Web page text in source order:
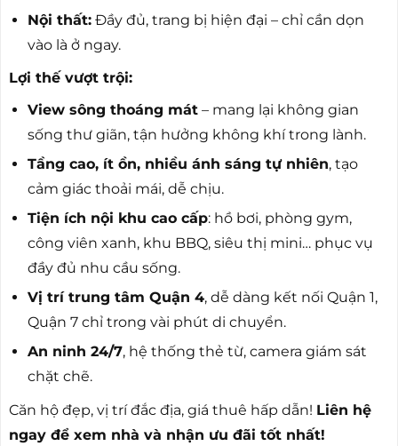
Nội thất:Đầy đủ, trang bị hiện đại – chỉ cần dọn
vào là ở ngay.
Lợi thế vượt trội:
View sông thoáng mát– mang lại không gian
sống thư giãn, tận hưởng không khí trong lành.
Tầng cao, ít ồn, nhiều ánh sáng tự nhiên, tạo
cảm giác thoải mái, dễ chịu.
Tiện ích nội khu cao cấp: hồ bơi, phòng gym,
công viên xanh, khu BBQ, siêu thị mini… phục vụ
đầy đủ nhu cầu sống.
Vị trí trung tâm Quận 4, dễ dàng kết nối Quận 1,
Quận 7 chỉ trong vài phút di chuyển.
An ninh 24/7, hệ thống thẻ từ, camera giám sát
chặt chẽ.
Căn hộ đẹp, vị trí đắc địa, giá thuê hấp dẫn! Liên hệ
ngay để xem nhà và nhận ưu đãi tốt nhất!